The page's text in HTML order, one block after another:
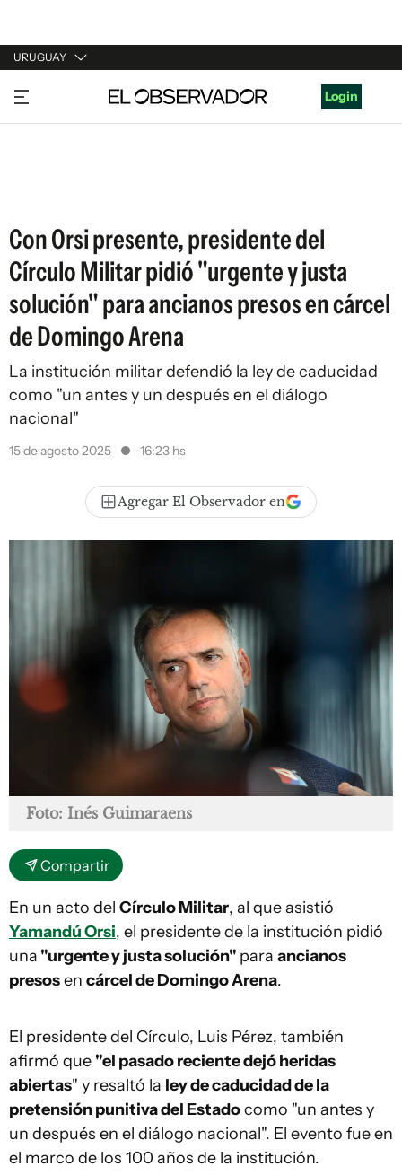
URUGUAY
URUGUAY
ARGENTINA
Login
Con Orsi presente, presidente del
Círculo Militar pidió "urgente y justa
solución" para ancianos presos en cárcel
de Domingo Arena
La institución militar defendió la ley de caducidad
como "un antes y un después en el diálogo
nacional"
15 de agosto 2025 16:23 hs
Agregar El Observador en
Foto: Inés Guimaraens
Compartir
En un acto del Círculo Militar, al que asistió
Yamandú Orsi, el presidente de la institución pidió
una "urgente y justa solución" para ancianos
presosen cárcel de Domingo Arena.
El presidente del Círculo, Luis Pérez, también
afirmó que "el pasado reciente dejó heridas
abiertas" y resaltó la ley de caducidad de la
pretensión punitiva del Estadocomo "un antes y
un después en el diálogo nacional". El evento fue en
el marco de los 100 años de la institución.